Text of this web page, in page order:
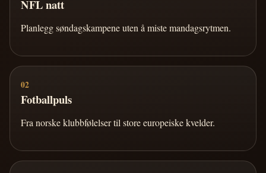
NFL natt
Planlegg søndagskampene uten å miste mandagsrytmen.
02
Fotballpuls
Fra norske klubbfølelser til store europeiske kvelder.